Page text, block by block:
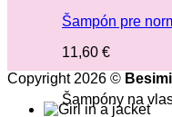
Šampón pre
11,60 €
Šampóny na
Copyright 2026 ©